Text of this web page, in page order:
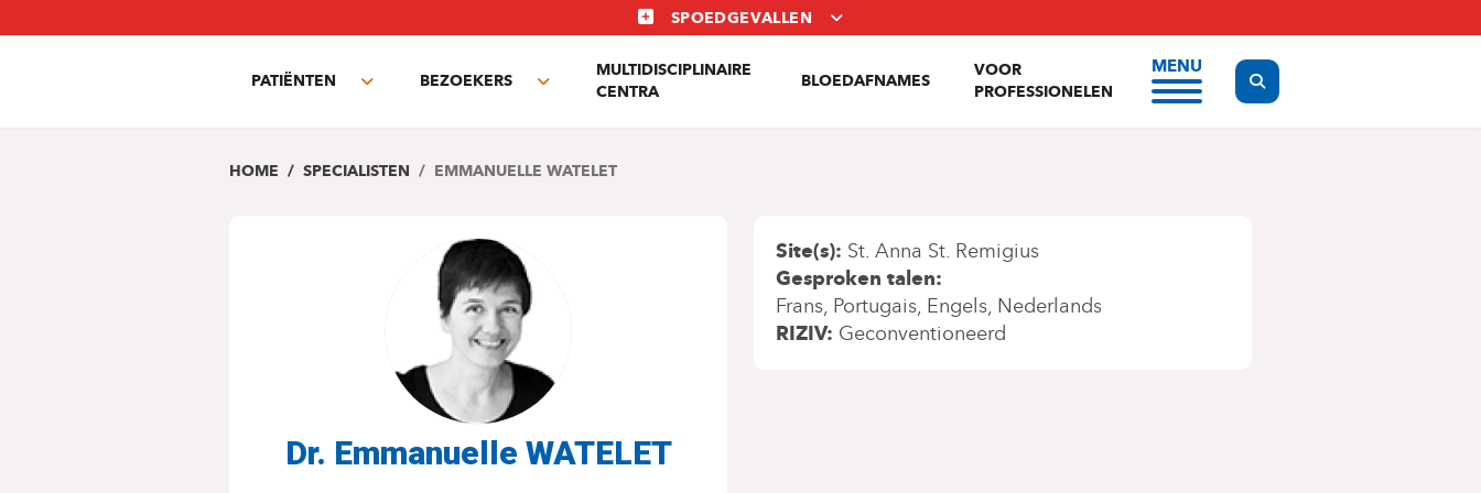
en
SPOEDGEVALLEN
PATIËNTEN
Toggle
BEZOEKERS
Toggle
MULTIDISCIPLINAIRE
CENTRA
BLOEDAFNAMES
VOOR
PROFESSIONELEN
MENU
Display the search form
HOME SPECIALISTEN EMMANUELLE WATELET
Dr. Emmanuelle WATELET
Site(s) St. Anna St. Remigius
Gesproken talen
Frans Portugais Engels Nederlands
RIZIV Geconventioneerd